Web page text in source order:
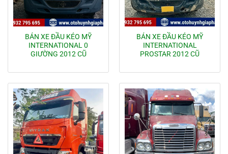
BÁN XE ĐẦU KÉO MỸ
INTERNATIONAL 0
GIƯỜNG 2012 CŨ
BÁN XE ĐẦU KÉO MỸ
INTERNATIONAL
PROSTAR 2012 CŨ